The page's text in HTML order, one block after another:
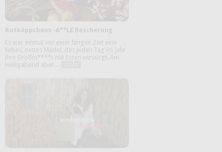
Rotkäppchens -A**LE Bescherung
Es war einmal vor einer langen Zeit eine
liebes, nettes Mädel, das jeden Tag im Jahr
ihre Großm****r mit Essen versorgt. Am
Heiligabend aber ...